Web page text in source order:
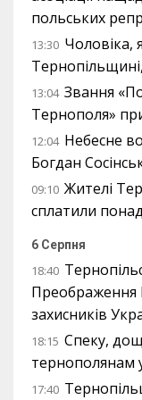
польських
13:30 Чоловіка,
13:04 Звання
Тернополя»
12:04 Небесне
Богдан
09:10 Жителі
сплатили
6 Серпня
18:40
Преображення
захисників
18:15 Спеку,
тернополянам
17:40